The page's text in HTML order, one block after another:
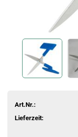
Art.Nr.:
Lieferzeit: